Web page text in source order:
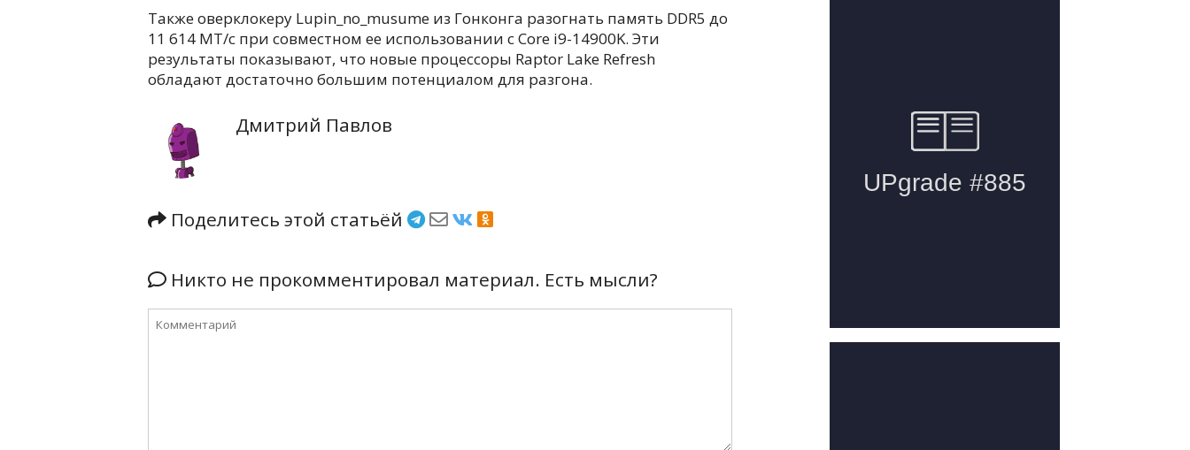
Также оверклокеру Lupin_no_musume из Гонконга разогнать память DDR5 до
11 614 МТ/с при совместном ее использовании с Core i9-14900K. Эти
результаты показывают, что новые процессоры Raptor Lake Refresh
обладают достаточно большим потенциалом для разгона.
Дмитрий Павлов
Поделитесь этой статьёй
Никто не прокомментировал материал. Есть мысли?